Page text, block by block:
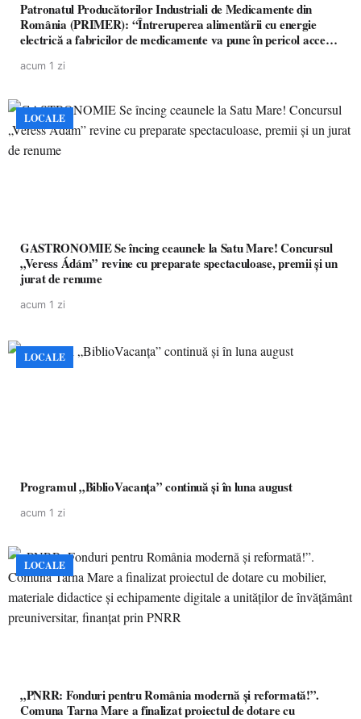
Patronatul Producătorilor Industriali de Medicamente din
România (PRIMER): “Întreruperea alimentării cu energie
electrică a fabricilor de medicamente va pune în pericol accesul
acum 1 zi
LOCALE
GASTRONOMIE Se încing ceaunele la Satu Mare! Concursul
„Veress Ádám” revine cu preparate spectaculoase, premii și un
jurat de renume
acum 1 zi
LOCALE
Programul „BiblioVacanța” continuă și în luna august
acum 1 zi
LOCALE
„PNRR: Fonduri pentru România modernă și reformată!”.
Comuna Tarna Mare a finalizat proiectul de dotare cu